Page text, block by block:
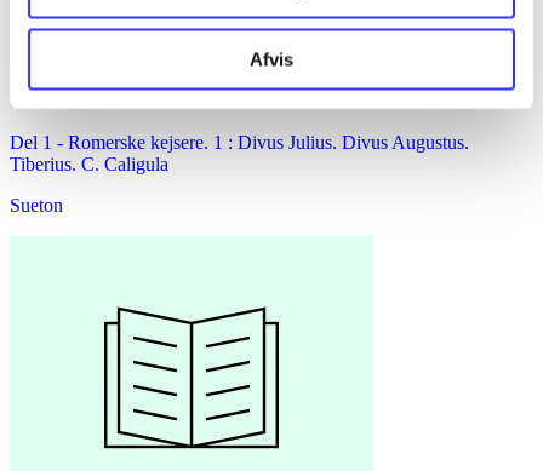
Afvis
Del 1 - Romerske kejsere. 1 : Divus Julius. Divus Augustus.
Tiberius. C. Caligula
Sueton